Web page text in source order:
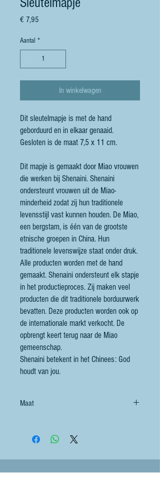
€ 7,95
Aantal *
In winkelwagen
Dit sleutelmapje is met de hand
geborduurd en in elkaar genaaid.
Gesloten is de maat 7,5 x 11 cm.
Dit mapje is gemaakt door Miao vrouwen
die werken bij Shenaini. Shenaini
ondersteunt vrouwen uit de Miao-
minderheid zodat zij hun traditionele
levensstijl vast kunnen houden. De Miao,
een bergstam, is één van de grootste
etnische groepen in China. Hun
traditionele levenswijze staat onder druk.
Alle producten worden met de hand
gemaakt. Shenaini ondersteunt elk stapje
in het productieproces. Zij maken veel
producten die dit traditionele borduurwerk
bevatten. Deze producten worden ook op
de internationale markt verkocht. De
opbrengt keert terug naar de Miao
gemeenschap.
Shenaini betekent in het Chinees: God
houdt van jou.
Maat